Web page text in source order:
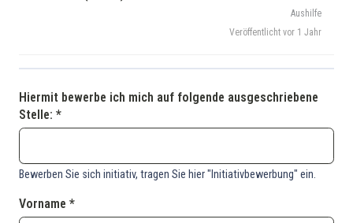
Aushilfe
Veröffentlicht vor 1 Jahr
Hiermit bewerbe ich mich auf folgende ausgeschriebene
Stelle: *
Bewerben Sie sich initiativ, tragen Sie hier "Initiativbewerbung" ein.
Vorname *